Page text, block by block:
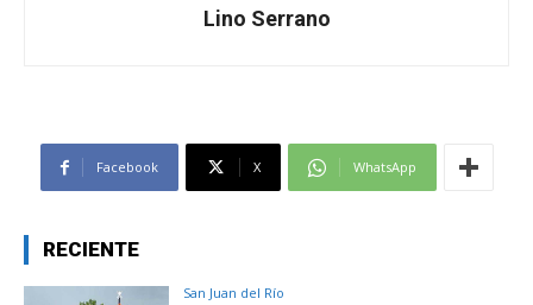
Lino Serrano
Facebook X WhatsApp
RECIENTE
San Juan del Río